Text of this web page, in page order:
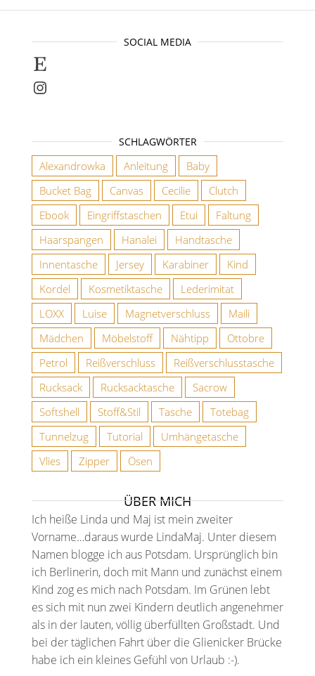
SOCIAL MEDIA
Selbstgenähte Unikate findet ihr bei
Instagram
SCHLAGWÖRTER
Alexandrowka Anleitung
Baby
Bucket Bag
Canvas Cecilie
Clutch
Ebook
Eingriffstaschen Etui
Faltung
Haarspangen
Hanalei
Handtasche
Innentasche
Jersey Karabiner
Kind
Kordel
Kosmetiktasche
Lederimitat
LOXX
Luise Magnetverschluss
Maili
Mädchen
Möbelstoff Nähtipp
Ottobre
Petrol
Reißverschluss
Reißverschlusstasche
Rucksack
Rucksacktasche
Sacrow
Softshell
Stoff&Stil Tasche
Totebag
Tunnelzug
Tutorial
Umhängetasche
Vlies
Zipper Ösen
ÜBER MICH
Ich heiße Linda und Maj ist mein zweiter
Vorname…daraus wurde LindaMaj. Unter diesem
Namen blogge ich aus Potsdam. Ursprünglich bin
ich Berlinerin, doch mit Mann und zunächst einem
Kind zog es mich nach Potsdam. Im Grünen lebt
es sich mit nun zwei Kindern deutlich angenehmer
als in der lauten, völlig überfüllten Großstadt. Und
bei der täglichen Fahrt über die Glienicker Brücke
habe ich ein kleines Gefühl von Urlaub :-).